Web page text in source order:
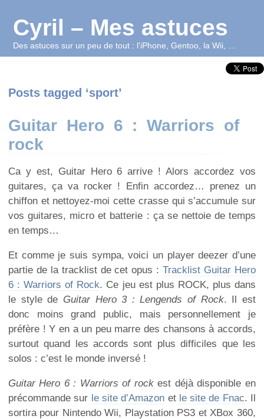
Cyril – Mes astuces
Des astuces sur un peu de tout : l'iPhone, Gentoo, la Wii, …
Posts tagged ‘sport’
Guitar Hero 6 : Warriors of
rock
Ca y est, Guitar Hero 6 arrive ! Alors accordez vos
guitares, ça va rocker ! Enfin accordez… prenez un
chiffon et nettoyez-moi cette crasse qui s’accumule sur
vos guitares, micro et batterie : ça se nettoie de temps
en temps…
Et comme je suis sympa, voici un player deezer d’une
partie de la tracklist de cet opus :Tracklist Guitar Hero
6 : Warriors of Rock. Ce jeu est plus ROCK, plus dans
le style de Guitar Hero 3 : Lengends of Rock. Il est
donc moins grand public, mais personnellement je
préfère ! Y en a un peu marre des chansons à accords,
surtout quand les accords sont plus difficiles que les
solos : c’est le monde inversé !
Guitar Hero 6 : Warriors of rock est déjà disponible en
précommande sur le site d’Amazon et le site de Fnac. Il
sortira pour Nintendo Wii, Playstation PS3 et XBox 360,